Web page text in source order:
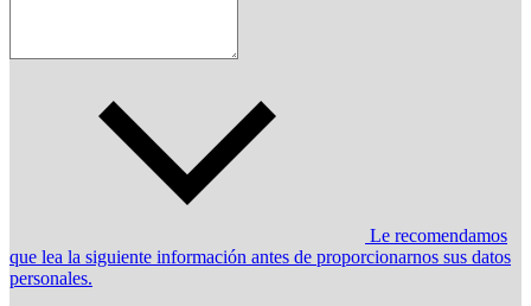
Le recomendamos
que lea la siguiente información antes de proporcionarnos sus datos
personales.